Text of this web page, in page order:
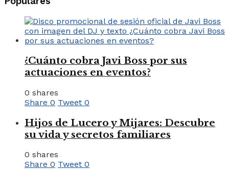
¿Cuánto cobra Javi Boss por sus
actuaciones en eventos?
0 shares
Share 0 Tweet 0
Hijos de Lucero y Mijares: Descubre
su vida y secretos familiares
0 shares
Share 0 Tweet 0